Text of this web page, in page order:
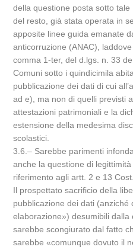
della questione posta sotto
del resto, già stata operata in
apposite linee guida emanate
anticorruzione (ANAC),
comma 1-ter, del d.lgs. n. 33
Comuni sotto i quindicimila
pubblicazione dei dati di cui
ad e), ma non di quelli previsti
attestazioni patrimoniali e la
estensione della medesima
scolastici.
3.6.– Sarebbe parimenti
anche la questione di
riferimento agli artt. 2 e 13 Cost.
Il prospettato sacrificio della
pubblicazione dei dati (anziché
elaborazione») desumibili dalla
sarebbe scongiurato dal fatto
sarebbe «comunque dovuto il